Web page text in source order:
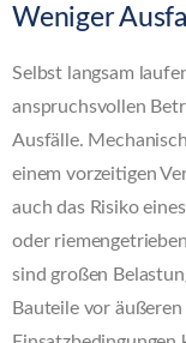
Weniger
Selbst langsam
anspruchsvollen
Ausfälle.
einem vorzeitigen
auch das Risiko
oder
sind großen
Bauteile vor